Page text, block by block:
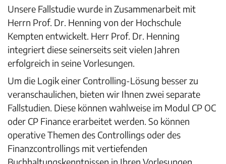
Unsere Fallstudie wurde in Zusammenarbeit mit
Herrn Prof. Dr. Henning von der Hochschule
Kempten entwickelt. Herr Prof. Dr. Henning
integriert diese seinerseits seit vielen Jahren
erfolgreich in seine Vorlesungen.
Um die Logik einer Controlling-Lösung besser zu
veranschaulichen, bieten wir Ihnen zwei separate
Fallstudien. Diese können wahlweise im Modul CP OC
oder CP Finance erarbeitet werden. So können
operative Themen des Controllings oder des
Finanzcontrollings mit vertiefenden